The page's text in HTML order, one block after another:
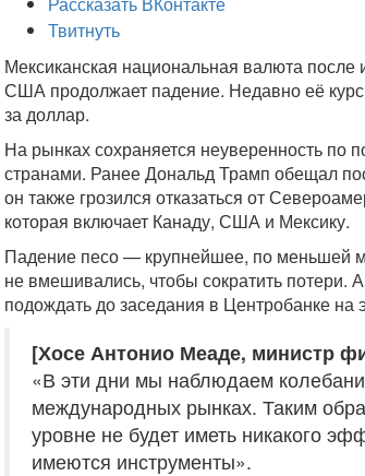
Твитнуть
Мексиканская национальная валюта
США продолжает падение. Недавно её курс
за доллар.
На рынках сохраняется неуверенность по
странами. Ранее Дональд Трамп обещал
он также грозился отказаться от
которая включает Канаду, США и Мексику.
Падение песо — крупнейшее, по меньшей
не вмешивались, чтобы сократить потери.
подождать до заседания в Центробанке на
[Хосе Антонио Меаде, министр
«В эти дни мы наблюдаем
международных рынках. Таким
уровне не будет иметь никакого
имеются инструменты».